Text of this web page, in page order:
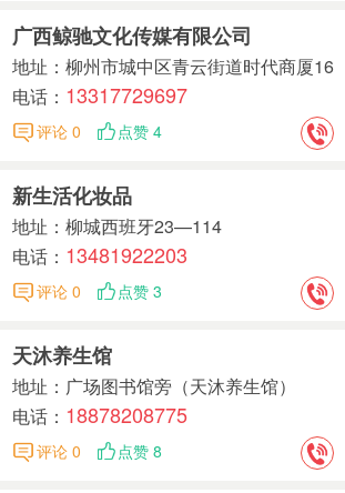
广西鲸驰文化传媒有限公司
地址：柳州市城中区青云街道时代商厦16
-01
电话： 13317729697
评论 0 点赞 4
新生活化妆品
地址：柳城西班牙23—114
电话： 13481922203
评论 0 点赞 3
天沐养生馆
地址：广场图书馆旁（天沐养生馆）
电话： 18878208775
评论 0 点赞 8